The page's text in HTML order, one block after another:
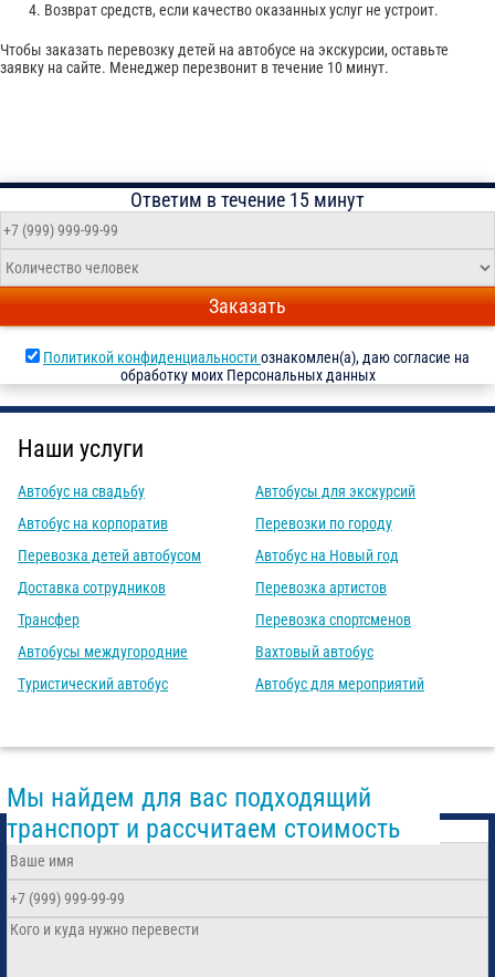
Возврат средств, если качество оказанных услуг не устроит.
Чтобы заказать перевозку детей на автобусе на экскурсии, оставьте
заявку на сайте. Менеджер перезвонит в течение 10 минут.
Ответим в течение 15 минут
Заказать
Политикой конфиденциальностиознакомлен(а), даю согласие на
обработку моих Персональных данных
Наши услуги
Автобус на свадьбу
Автобус на корпоратив
Перевозка детей автобусом
Доставка сотрудников
Трансфер
Автобусы междугородние
Туристический автобус
Автобусы для экскурсий
Перевозки по городу
Автобус на Новый год
Перевозка артистов
Перевозка спортсменов
Вахтовый автобус
Автобус для мероприятий
Мы найдем для вас подходящий
транспорт и рассчитаем стоимость